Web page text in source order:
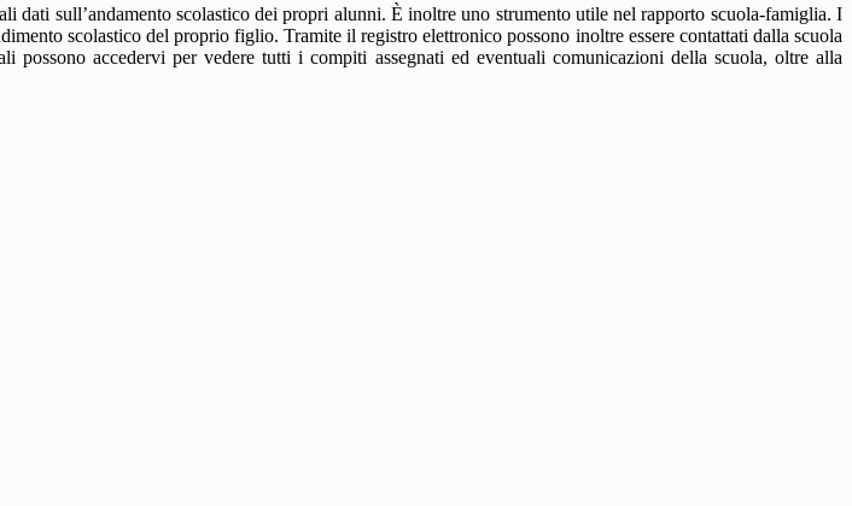
dati sull’andamento scolastico dei propri alunni. È inoltre uno strumento utile nel rapporto scuola-famiglia. I
scolastico del proprio figlio. Tramite il registro elettronico possono inoltre essere contattati dalla scuola
accedervi per vedere tutti i compiti assegnati ed eventuali comunicazioni della scuola, oltre alla